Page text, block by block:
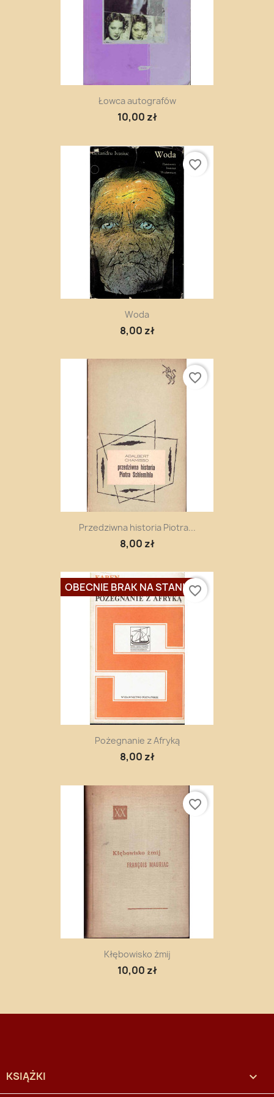
Łowca autografów
10,00 zł
Woda
8,00 zł
favorite_border
Przedziwna historia Piotra...
8,00 zł
favorite_border
Pożegnanie z Afryką
8,00 zł
OBECNIE BRAK NA STANIEfavorite_border
Kłębowisko żmij
10,00 zł
favorite_border
KSIĄŻKI 